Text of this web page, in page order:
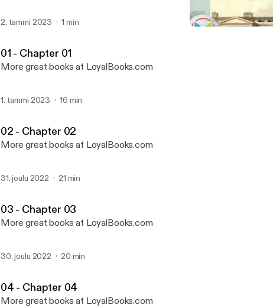
2. tammi 2023 1 min
01 - Chapter 01
More great books at LoyalBooks.com
1. tammi 2023 16 min
02 - Chapter 02
More great books at LoyalBooks.com
31. joulu 2022 21 min
03 - Chapter 03
More great books at LoyalBooks.com
30. joulu 2022 20 min
04 - Chapter 04
More great books at LoyalBooks.com